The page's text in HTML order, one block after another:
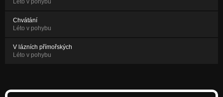
Léto v pohybu
Chvátání
Léto v pohybu
V lázních přímořských
Léto v pohybu